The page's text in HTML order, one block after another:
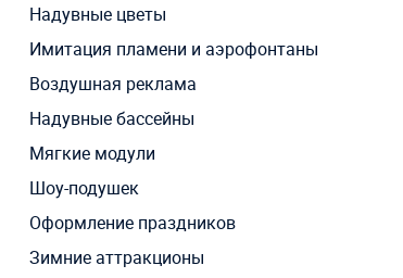
Надувные цветы
Имитация пламени и аэрофонтаны
Воздушная реклама
Надувные бассейны
Мягкие модули
Шоу-подушек
Оформление праздников
Зимние аттракционы